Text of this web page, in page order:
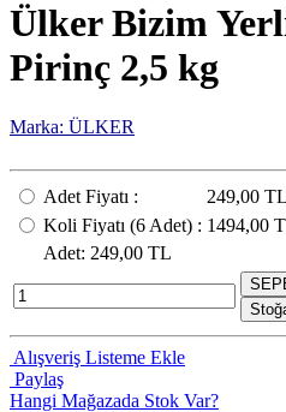
Ülker Bizim
Pirinç 2,5 kg
Marka: ÜLKER
Adet Fiyatı :
249,00 TL
Koli Fiyatı (6 Adet) : 1494,00
Adet: 249,00 TL
Alışveriş Listeme Ekle
Paylaş
Hangi Mağazada Stok Var?